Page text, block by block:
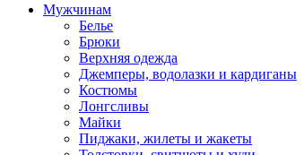
Мужчинам
Белье
Брюки
Верхняя одежда
Джемперы, водолазки и кардиганы
Костюмы
Лонгсливы
Майки
Пиджаки, жилеты и жакеты